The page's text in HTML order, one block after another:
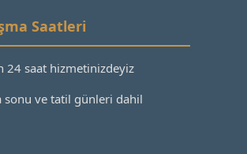
Saatleri
24 saat hizmetinizdeyiz
sonu ve tatil günleri dahil